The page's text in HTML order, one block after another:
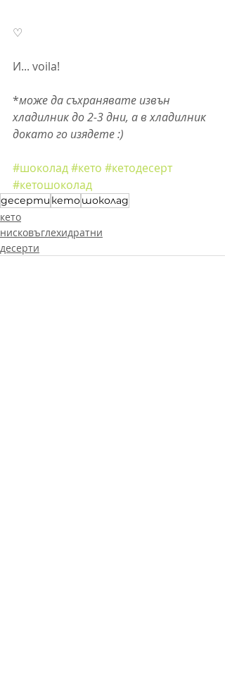
♡
И... voila!
*може да съхранявате извън
хладилник до 2-3 дни, а в хладилник
докато го изядете :)
#шоколад#кето #кетодесерт
#кетошоколад
десерти кетошоколад
кето
нисковъглехидратни
десерти